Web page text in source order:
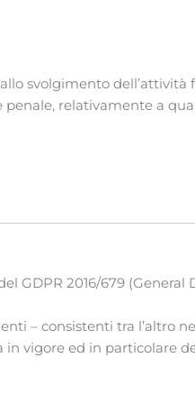
svolgimento dell’attività
penale, relativamente a
GDPR 2016/679
– consistenti tra l’altro
in vigore ed in particolare